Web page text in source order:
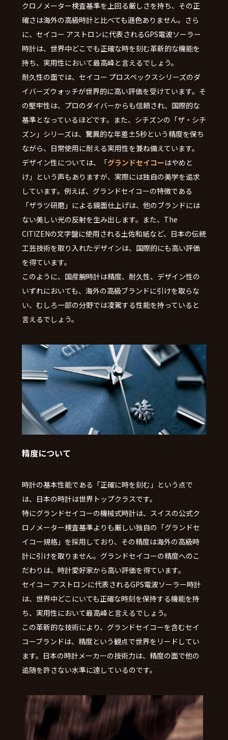
クロノメーター検査基準を上回る厳しさを持ち、その正
確さは海外の高級時計と比べても遜色ありません。さら
に、セイコー アストロンに代表されるGPS電波ソーラー
時計は、世界中どこでも正確な時を刻む革新的な機能を
持ち、実用性において最高峰と言えるでしょう。
耐久性の面では、セイコー プロスペックスシリーズのダ
イバーズウォッチが世界的に高い評価を受けています。そ
の堅牢性は、プロのダイバーからも信頼され、国際的な
基準となっているほどです。また、シチズンの「ザ・シチ
ズン」シリーズは、驚異的な年差±5秒という精度を保ち
ながら、日常使用に耐える実用性を兼ね備えています。
デザイン性については、「グランドセイコーはやめと
け」という声もありますが、実際には独自の美学を追求
しています。例えば、グランドセイコーの特徴である
「ザラツ研磨」による鏡面仕上げは、他のブランドには
ない美しい光の反射を生み出します。また、The
CITIZENの文字盤に使用される土佐和紙など、日本の伝統
工芸技術を取り入れたデザインは、国際的にも高い評価
を得ています。
このように、国産腕時計は精度、耐久性、デザイン性の
いずれにおいても、海外の高級ブランドに引けを取らな
い、むしろ一部の分野では凌駕する性能を持っていると
言えるでしょう。
精度について
時計の基本性能である「正確に時を刻む」という点で
は、日本の時計は世界トップクラスです。
特にグランドセイコーの機械式時計は、スイスの公式ク
ロノメーター検査基準よりも厳しい独自の「グランドセ
イコー規格」を採用しており、その精度は海外の高級時
計に引けを取りません。グランドセイコーの精度へのこ
だわりは、時計愛好家から高い評価を得ています。
セイコー アストロンに代表されるGPS電波ソーラー時計
は、世界中どこにいても正確な時刻を保持する機能を持
ち、実用性において最高峰と言えるでしょう。
この革新的な技術により、グランドセイコーを含むセイ
コーブランドは、精度という観点で世界をリードしてい
ます。日本の時計メーカーの技術力は、精度の面で他の
追随を許さない水準に達しているのです。